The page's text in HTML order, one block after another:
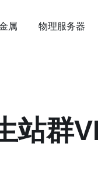
属 物理服务器
站群